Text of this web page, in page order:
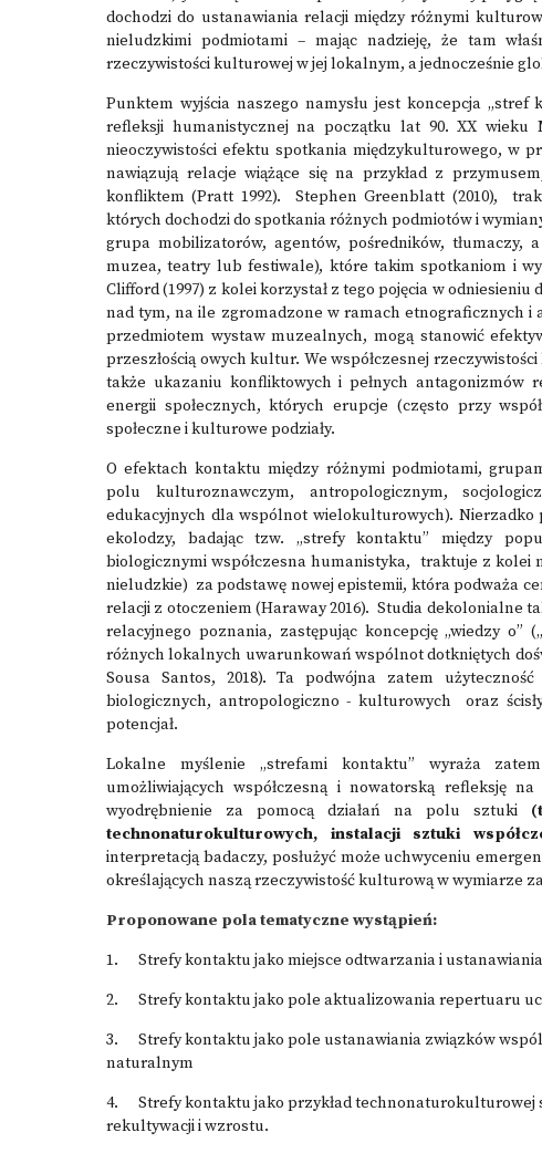
dochodzi do ustanawiania relacji między różnymi
nieludzkimi podmiotami – mając nadzieję, że tam
rzeczywistości kulturowej w jej lokalnym, a jednocześnie
Punktem wyjścia naszego namysłu jest koncepcja „stref
refleksji humanistycznej na początku lat 90. XX wieku
nieoczywistości efektu spotkania międzykulturowego, w
nawiązują relacje wiążące się na przykład z
konfliktem (Pratt 1992). Stephen Greenblatt (2010),
których dochodzi do spotkania różnych podmiotów i
grupa mobilizatorów, agentów, pośredników,
muzea, teatry lub festiwale), które takim spotkaniom i
Clifford (1997) z kolei korzystał z tego pojęcia w
nad tym, na ile zgromadzone w ramach etnograficznych
przedmiotem wystaw muzealnych, mogą stanowić
przeszłością owych kultur. We współczesnej
także ukazaniu konfliktowych i pełnych antagonizmów
energii społecznych, których erupcje (często przy
społeczne i kulturowe podziały.
O efektach kontaktu między różnymi podmiotami,
polu kulturoznawczym, antropologicznym,
edukacyjnych dla wspólnot wielokulturowych). Nierzadko
ekolodzy, badając tzw. „strefy kontaktu” między
biologicznymi współczesna humanistyka, traktuje z kolei
nieludzkie) za podstawę nowej epistemii, która podważa
relacji z otoczeniem (Haraway 2016). Studia dekolonialne
relacyjnego poznania, zastępując koncepcję „wiedzy
różnych lokalnych uwarunkowań wspólnot dotkniętych
Sousa Santos, 2018). Ta podwójna zatem
biologicznych, antropologiczno - kulturowych oraz
potencjał.
Lokalne myślenie „strefami kontaktu” wyraża
umożliwiających współczesną i nowatorską refleksję
wyodrębnienie za pomocą działań na polu sztuki
technonaturokulturowych, instalacji sztuki
interpretacją badaczy, posłużyć może uchwyceniu
określających naszą rzeczywistość kulturową w wymiarze
Proponowane pola tematyczne wystąpień:
1. Strefy kontaktu jako miejsce odtwarzania i
2. Strefy kontaktu jako pole aktualizowania repertuaru
3. Strefy kontaktu jako pole ustanawiania związków
naturalnym
4. Strefy kontaktu jako przykład technonaturokulturowej
rekultywacji i wzrostu.